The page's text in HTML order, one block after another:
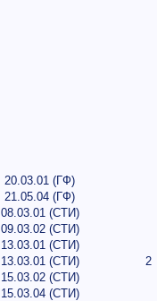
20.03.01 (ГФ)
21.05.04 (ГФ)
08.03.01 (СТИ)
09.03.02 (СТИ)
13.03.01 (СТИ)
13.03.01 (СТИ)
15.03.02 (СТИ)
15.03.04 (СТИ)
2